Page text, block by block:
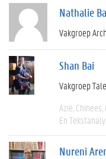
Nathalie
Vakgroep
Shan Bai
Vakgroep
Azië Chinees
En
Nureni